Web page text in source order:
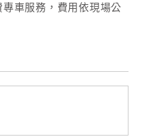
專車服務，費用依現場公